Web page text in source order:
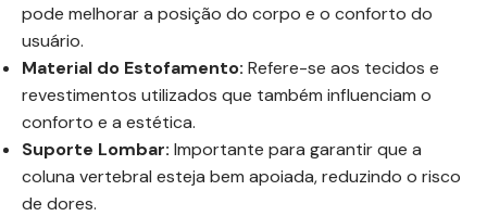
pode melhorar a posição do corpo e o conforto do
usuário.
Material do Estofamento: Refere-se aos tecidos e
revestimentos utilizados que também influenciam o
conforto e a estética.
Suporte Lombar: Importante para garantir que a
coluna vertebral esteja bem apoiada, reduzindo o risco
de dores.